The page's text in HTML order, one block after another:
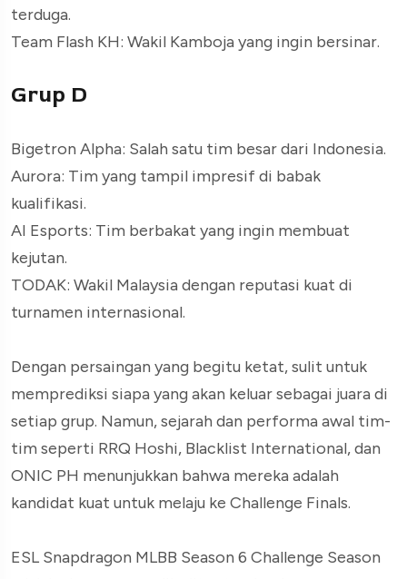
terduga.
Team Flash KH: Wakil Kamboja yang ingin bersinar.
Grup D
Bigetron Alpha: Salah satu tim besar dari Indonesia.
Aurora: Tim yang tampil impresif di babak
kualifikasi.
AI Esports: Tim berbakat yang ingin membuat
kejutan.
TODAK: Wakil Malaysia dengan reputasi kuat di
turnamen internasional.
Dengan persaingan yang begitu ketat, sulit untuk
memprediksi siapa yang akan keluar sebagai juara di
setiap grup. Namun, sejarah dan performa awal tim-
tim seperti RRQ Hoshi, Blacklist International, dan
ONIC PH menunjukkan bahwa mereka adalah
kandidat kuat untuk melaju ke Challenge Finals.
ESL Snapdragon MLBB Season 6 Challenge Season